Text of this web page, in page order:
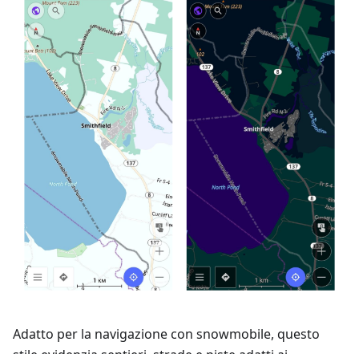
Adatto per la navigazione con snowmobile, questo